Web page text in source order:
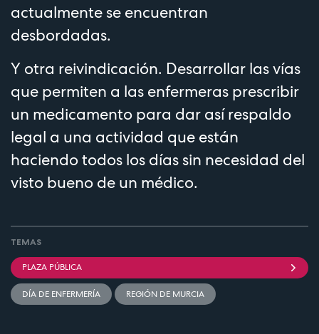
actualmente se encuentran
desbordadas.
Y otra reivindicación. Desarrollar las vías
que permiten a las enfermeras prescribir
un medicamento para dar así respaldo
legal a una actividad que están
haciendo todos los días sin necesidad del
visto bueno de un médico.
TEMAS
PLAZA PÚBLICA
DÍA DE ENFERMERÍA REGIÓN DE MURCIA